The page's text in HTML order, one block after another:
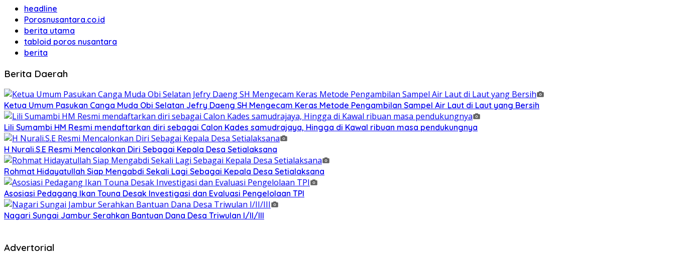
headline
Porosnusantara.co.id
berita utama
tabloid poros nusantara
berita
Berita Daerah
Ketua Umum Pasukan Canga Muda Obi Selatan Jefry Daeng SH Mengecam Keras Metode Pengambilan Sampel Air Laut di Laut yang Bersih
Lili Sumambi HM Resmi mendaftarkan diri sebagai Calon Kades samudrajaya, Hingga di Kawal ribuan masa pendukungnya
H Nurali.S.E Resmi Mencalonkan Diri Sebagai Kepala Desa Setialaksana
Rohmat Hidayatullah Siap Mengabdi Sekali Lagi Sebagai Kepala Desa Setialaksana
Asosiasi Pedagang Ikan Touna Desak Investigasi dan Evaluasi Pengelolaan TPI
Nagari Sungai Jambur Serahkan Bantuan Dana Desa Triwulan I/II/III
Advertorial